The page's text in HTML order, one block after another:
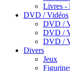
Livres -
DVD / Vidéos
DVD /
DVD /
DVD /
Divers
Jeux